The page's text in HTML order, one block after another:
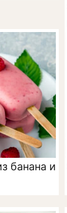
банана и